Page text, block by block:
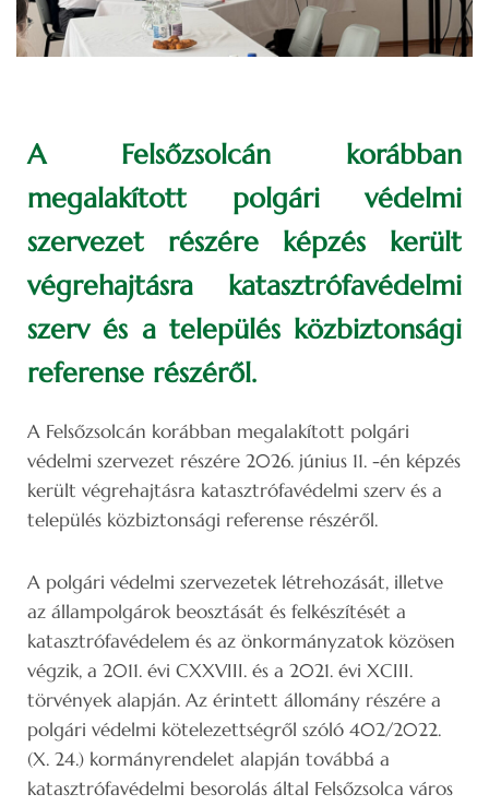
A Felsőzsolcán korábban
megalakított polgári védelmi
szervezet részére képzés került
végrehajtásra katasztrófavédelmi
szerv és a település közbiztonsági
referense részéről.
A Felsőzsolcán korábban megalakított polgári
védelmi szervezet részére 2026. június 11. -én képzés
került végrehajtásra katasztrófavédelmi szerv és a
település közbiztonsági referense részéről.
A polgári védelmi szervezetek létrehozását, illetve
az állampolgárok beosztását és felkészítését a
katasztrófavédelem és az önkormányzatok közösen
végzik, a 2011. évi CXXVIII. és a 2021. évi XCIII.
törvények alapján. Az érintett állomány részére a
polgári védelmi kötelezettségről szóló 402/2022.
(X. 24.) kormányrendelet alapján továbbá a
katasztrófavédelmi besorolás által Felsőzsolca város